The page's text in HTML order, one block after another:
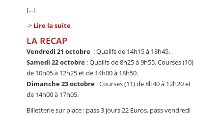
[...]
-> Lire la suite
LA RECAP
Vendredi 21 octobre : Qualifs de 14h15 à 18h45.
Samedi 22 octobre : Qualifs de 8h25 à 9h55. Courses (10)
de 10h05 à 12h25 et de 14h00 à 18h50.
Dimanche 23 octobre : Courses (11) de 8h40 à 12h20 et
de 14h00 à 17h05.
Billetterie sur place : pass 3 jours 22 Euros, pass vendredi